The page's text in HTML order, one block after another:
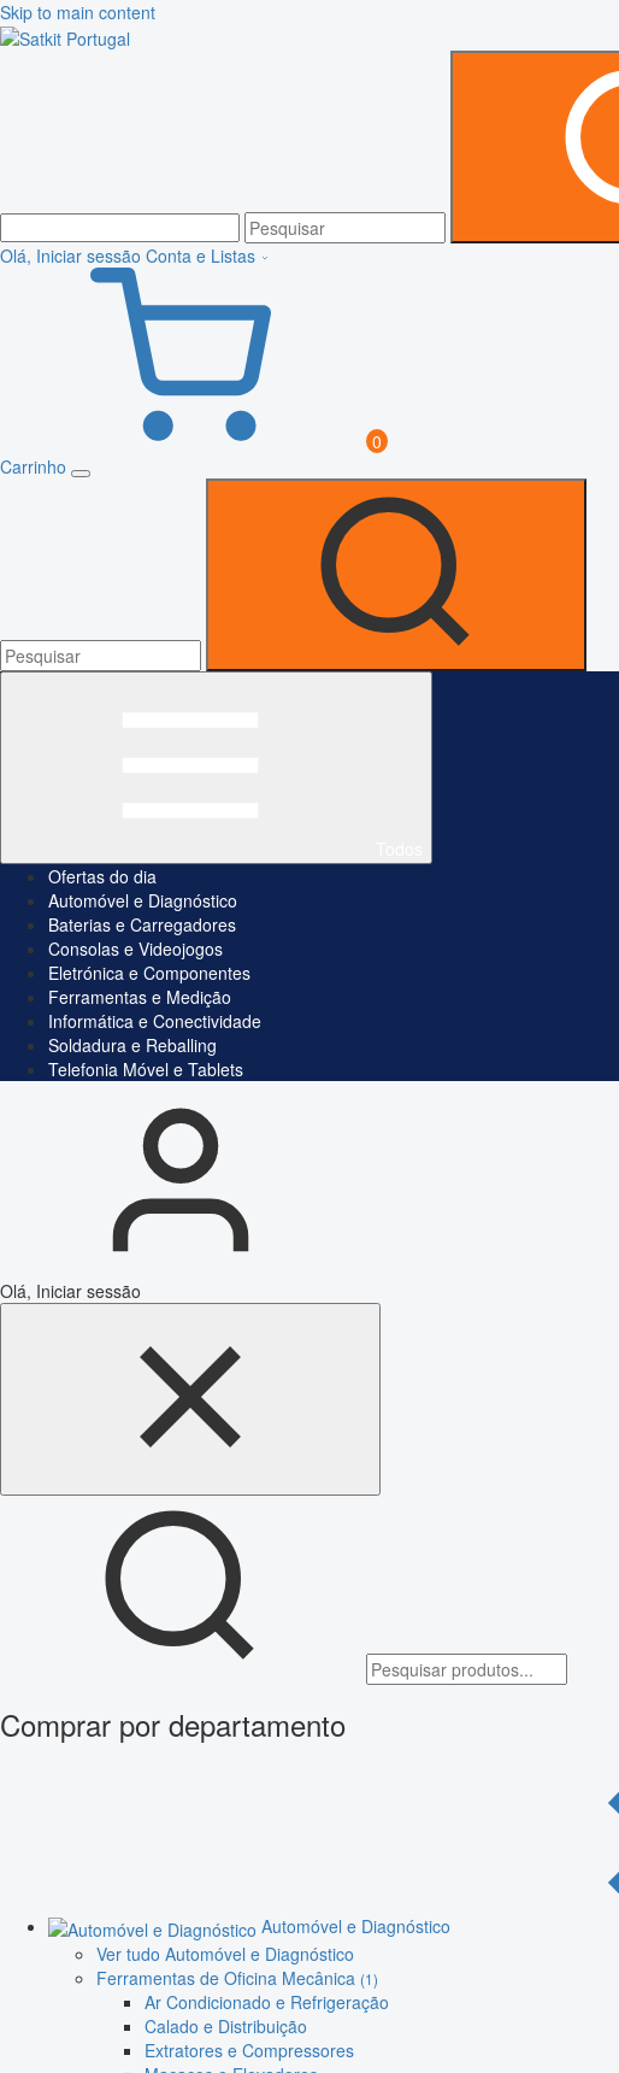
Skip to main content
Olá, Iniciar sessão Conta e Listas
0
Carrinho
Ofertas do dia
Automóvel e Diagnóstico
Baterias e Carregadores
Consolas e Videojogos
Eletrónica e Componentes
Ferramentas e Medição
Informática e Conectividade
Soldadura e Reballing
Telefonia Móvel e Tablets
Olá, Iniciar sessão
Comprar por departamento
Automóvel e Diagnóstico
Ver tudo Automóvel e Diagnóstico
Ferramentas de Oficina Mecânica (1)
Ar Condicionado e Refrigeração
Calado e Distribuição
Extratores e Compressores